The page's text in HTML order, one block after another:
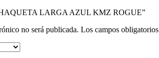
LARGA AZUL KMZ ROGUE”
no será publicada. Los campos